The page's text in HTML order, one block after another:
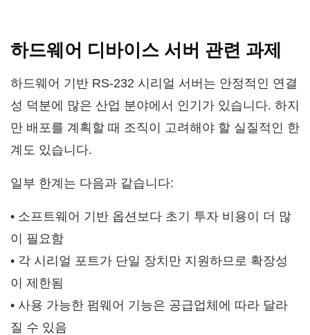
하드웨어 디바이스 서버 관련 과제
하드웨어 기반 RS-232 시리얼 서버는 안정적인 연결
성 덕분에 많은 산업 분야에서 인기가 있습니다. 하지
만 배포를 계획할 때 조직이 고려해야 할 실질적인 한
계도 있습니다.
일부 한계는 다음과 같습니다:
• 소프트웨어 기반 옵션보다 초기 투자 비용이 더 많
이 필요함
• 각 시리얼 포트가 단일 장치만 지원하므로 확장성
이 제한됨
• 사용 가능한 펌웨어 기능은 공급업체에 따라 달라
질 수 있음